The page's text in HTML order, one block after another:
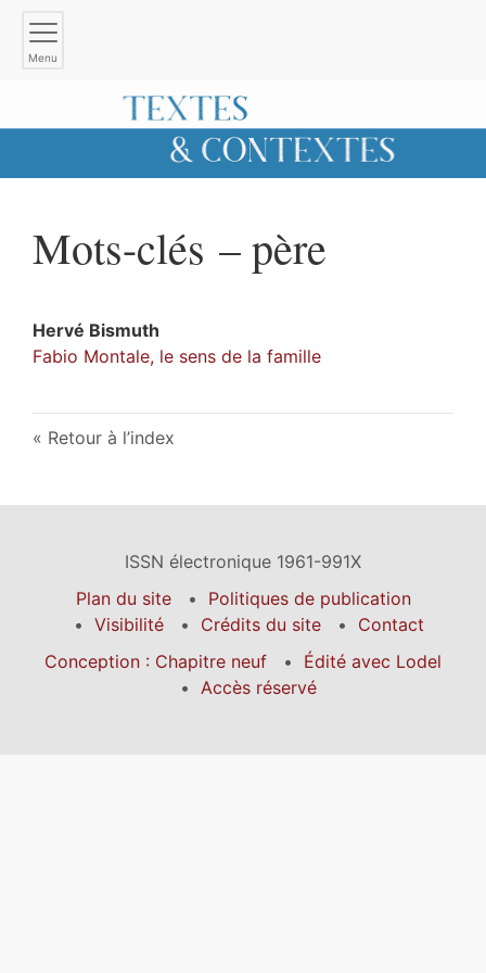
Menu
Mots-clés – père
Hervé Bismuth
Fabio Montale, le sens de la famille
Retour à l’index
ISSN électronique 1961-991X
Plan du site
Politiques de publication
Visibilité
Crédits du site
Contact
Conception : Chapitre neuf
Édité avec Lodel
Accès réservé